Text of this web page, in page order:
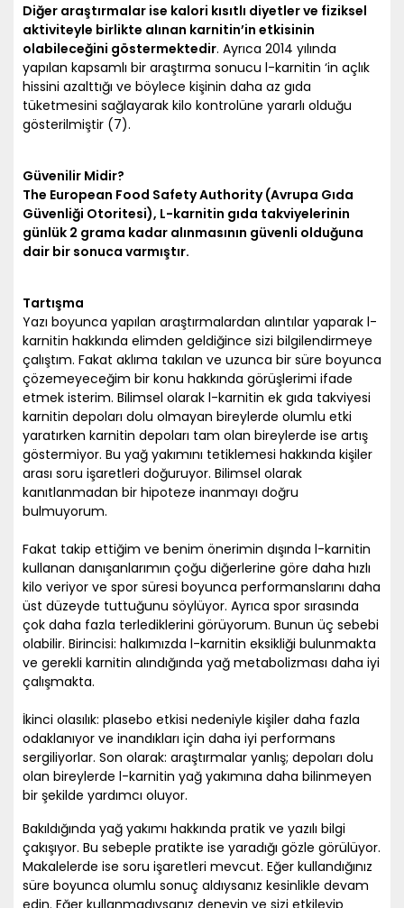
Diğer araştırmalar ise kalori kısıtlı diyetler ve fiziksel
aktiviteyle birlikte alınan karnitin’in etkisinin
olabileceğini göstermektedir. Ayrıca 2014 yılında
yapılan kapsamlı bir araştırma sonucu l-karnitin ‘in açlık
hissini azalttığı ve böylece kişinin daha az gıda
tüketmesini sağlayarak kilo kontrolüne yararlı olduğu
gösterilmiştir (7).
Güvenilir Midir?
The European Food Safety Authority (Avrupa Gıda
Güvenliği Otoritesi), L-karnitin gıda takviyelerinin
günlük 2 grama kadar alınmasının güvenli olduğuna
dair bir sonuca varmıştır.
Tartışma
Yazı boyunca yapılan araştırmalardan alıntılar yaparak l-
karnitin hakkında elimden geldiğince sizi bilgilendirmeye
çalıştım. Fakat aklıma takılan ve uzunca bir süre boyunca
çözemeyeceğim bir konu hakkında görüşlerimi ifade
etmek isterim. Bilimsel olarak l-karnitin ek gıda takviyesi
karnitin depoları dolu olmayan bireylerde olumlu etki
yaratırken karnitin depoları tam olan bireylerde ise artış
göstermiyor. Bu yağ yakımını tetiklemesi hakkında kişiler
arası soru işaretleri doğuruyor. Bilimsel olarak
kanıtlanmadan bir hipoteze inanmayı doğru
bulmuyorum.
Fakat takip ettiğim ve benim önerimin dışında l-karnitin
kullanan danışanlarımın çoğu diğerlerine göre daha hızlı
kilo veriyor ve spor süresi boyunca performanslarını daha
üst düzeyde tuttuğunu söylüyor. Ayrıca spor sırasında
çok daha fazla terlediklerini görüyorum. Bunun üç sebebi
olabilir. Birincisi: halkımızda l-karnitin eksikliği bulunmakta
ve gerekli karnitin alındığında yağ metabolizması daha iyi
çalışmakta.
İkinci olasılık: plasebo etkisi nedeniyle kişiler daha fazla
odaklanıyor ve inandıkları için daha iyi performans
sergiliyorlar. Son olarak: araştırmalar yanlış; depoları dolu
olan bireylerde l-karnitin yağ yakımına daha bilinmeyen
bir şekilde yardımcı oluyor.
Bakıldığında yağ yakımı hakkında pratik ve yazılı bilgi
çakışıyor. Bu sebeple pratikte ise yaradığı gözle görülüyor.
Makalelerde ise soru işaretleri mevcut. Eğer kullandığınız
süre boyunca olumlu sonuç aldıysanız kesinlikle devam
edin. Eğer kullanmadıysanız deneyin ve sizi etkileyip